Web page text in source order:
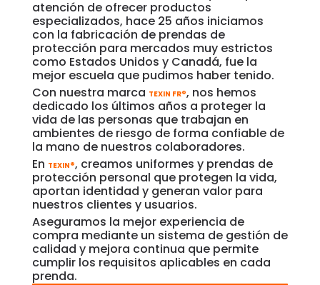
atención de ofrecer productos
especializados, hace 25 años iniciamos
con la fabricación de prendas de
protección para mercados muy estrictos
como Estados Unidos y Canadá, fue la
mejor escuela que pudimos haber tenido.
Con nuestra marca TEXIN FR®, nos hemos
dedicado los últimos años a proteger la
vida de las personas que trabajan en
ambientes de riesgo de forma confiable de
la mano de nuestros colaboradores.
En TEXIN®, creamos uniformes y prendas de
protección personal que protegen la vida,
aportan identidad y generan valor para
nuestros clientes y usuarios.
Aseguramos la mejor experiencia de
compra mediante un sistema de gestión de
calidad y mejora continua que permite
cumplir los requisitos aplicables en cada
prenda.